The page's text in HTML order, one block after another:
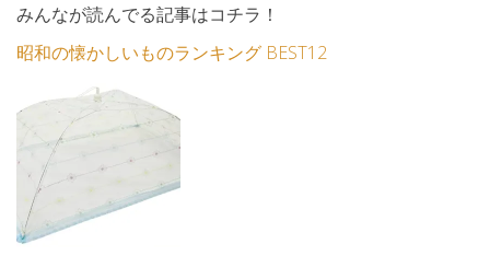
みんなが読んでる記事はコチラ！
昭和の懐かしいものランキング BEST12